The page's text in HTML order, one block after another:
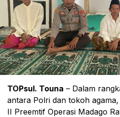
TOPsul. Touna – Dalam
antara Polri dan tokoh
II Preemtif Operasi Madago